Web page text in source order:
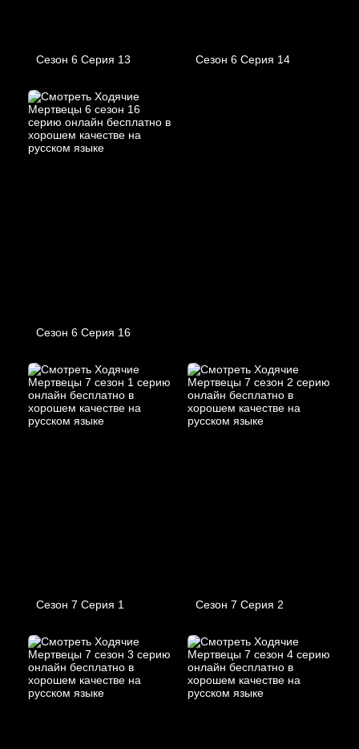
Сезон 6 Серия 13 Сезон 6 Серия 14
Сезон 6 Серия 16
Сезон 7 Серия 1 Сезон 7 Серия 2